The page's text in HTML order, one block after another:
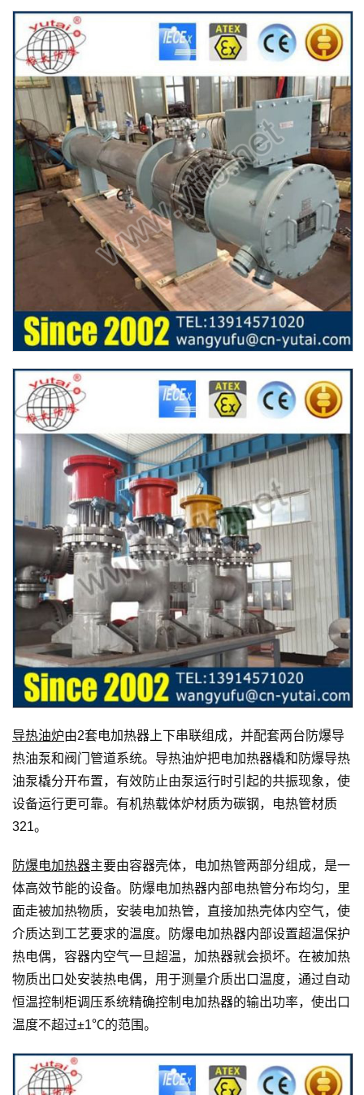
导热油炉由2套电加热器上下串联组成，并配套两台防爆导
热油泵和阀门管道系统。导热油炉把电加热器橇和防爆导热
油泵橇分开布置，有效防止由泵运行时引起的共振现象，使
设备运行更可靠。有机热载体炉材质为碳钢，电热管材质
321。
防爆电加热器主要由容器壳体，电加热管两部分组成，是一
体高效节能的设备。防爆电加热器内部电热管分布均匀，里
面走被加热物质，安装电加热管，直接加热壳体内空气，使
介质达到工艺要求的温度。防爆电加热器内部设置超温保护
热电偶，容器内空气一旦超温，加热器就会损坏。在被加热
物质出口处安装热电偶，用于测量介质出口温度，通过自动
恒温控制柜调压系统精确控制电加热器的输出功率，使出口
温度不超过±1℃的范围。